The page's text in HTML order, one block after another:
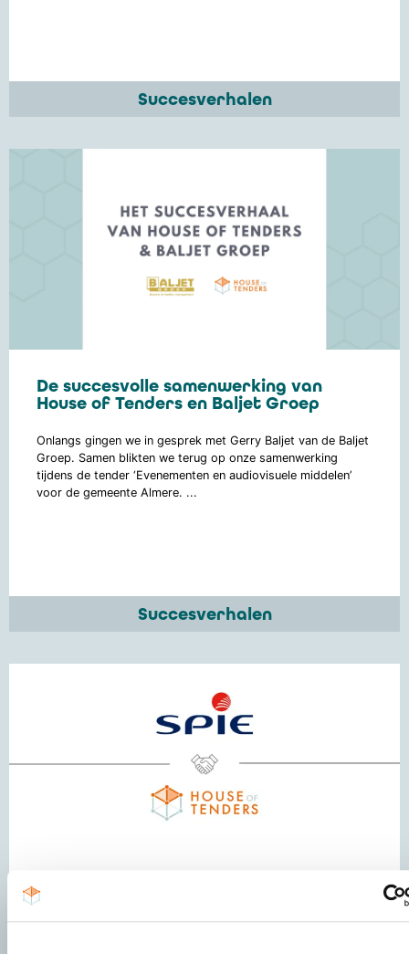
Succesverhalen
De succesvolle samenwerking van
House of Tenders en Baljet Groep
Onlangs gingen we in gesprek met Gerry Baljet van de Baljet
Groep. Samen blikten we terug op onze samenwerking
tijdens de tender ‘Evenementen en audiovisuele middelen’
voor de gemeente Almere. ...
Succesverhalen
Hoe blijf je koploper in de
energiemarkt? Het succesverhaal